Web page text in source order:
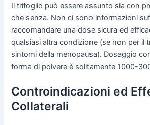
Il trifoglio può essere assunto sia con
che senza. Non ci sono informazioni
raccomandare una dose sicura ed
qualsiasi altra condizione (se non per il
sintomi della menopausa). Dosaggio
forma di polvere è solitamente 1000-
Controindicazioni ed
Collaterali